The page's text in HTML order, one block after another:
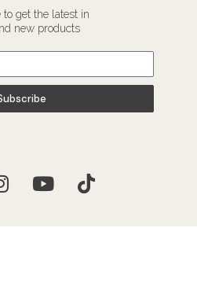
to get the latest in
new products